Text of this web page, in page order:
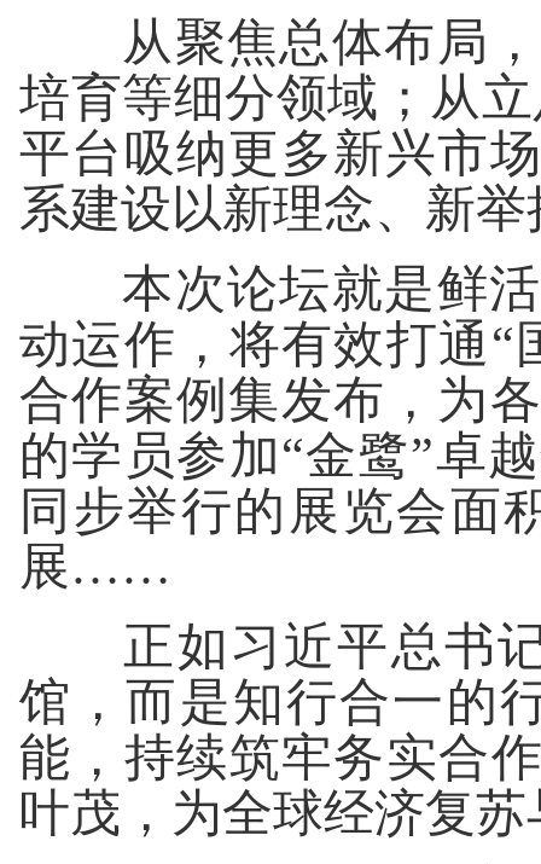
从聚焦总体布局，
培育等细分领域；从
平台吸纳更多新兴市
系建设以新理念、新
本次论坛就是鲜活
动运作，将有效打通
合作案例集发布，为
的学员参加“金鹭”卓
同步举行的展览会面
展……
正如习近平总书记
馆，而是知行合一的
能，持续筑牢务实合
叶茂，为全球经济复